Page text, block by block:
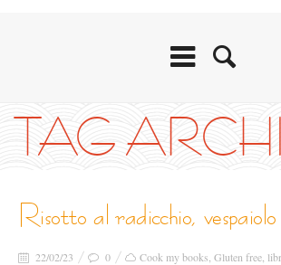
TAG
risotto al radicchio,
22/02/23 0 Cook my books Gluten free